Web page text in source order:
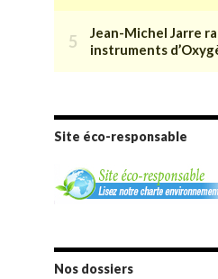
Site éco-responsable
Nos dossiers